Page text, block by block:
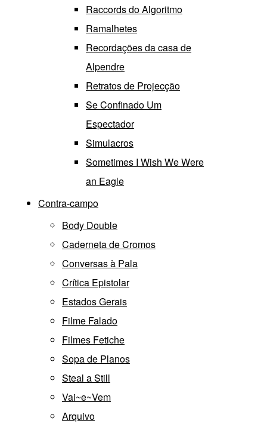
Raccords do Algoritmo
Ramalhetes
Recordações da casa de
Alpendre
Retratos de Projecção
Se Confinado Um
Espectador
Simulacros
Sometimes I Wish We Were
an Eagle
Contra-campo
Body Double
Caderneta de Cromos
Conversas à Pala
Crítica Epistolar
Estados Gerais
Filme Falado
Filmes Fetiche
Sopa de Planos
Steal a Still
Vai~e~Vem
Arquivo